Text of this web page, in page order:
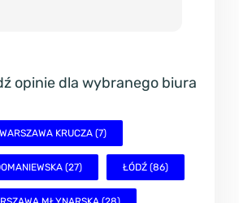
opinie dla wybranego biura
WARSZAWA KRUCZA (7)
(27) ŁÓDŹ (86)